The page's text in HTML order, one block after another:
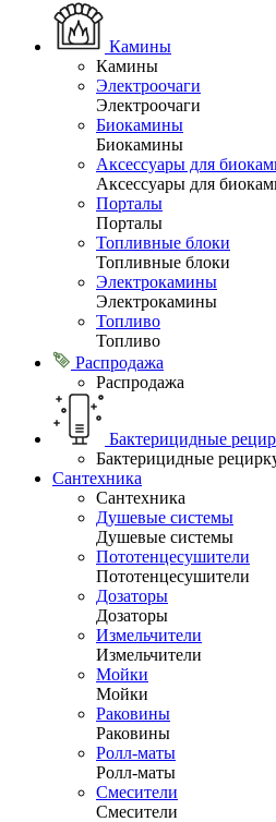
Камины
Камины
Электроочаги
Электроочаги
Биокамины
Биокамины
Аксессуары для
Аксессуары для
Порталы
Порталы
Топливные блоки
Топливные блоки
Электрокамины
Электрокамины
Топливо
Топливо
Распродажа
Распродажа
Бактерицидные
Бактерицидные
Сантехника
Сантехника
Душевые системы
Душевые системы
Пототенцесушители
Пототенцесушители
Дозаторы
Дозаторы
Измельчители
Измельчители
Мойки
Мойки
Раковины
Раковины
Ролл-маты
Ролл-маты
Смесители
Смесители